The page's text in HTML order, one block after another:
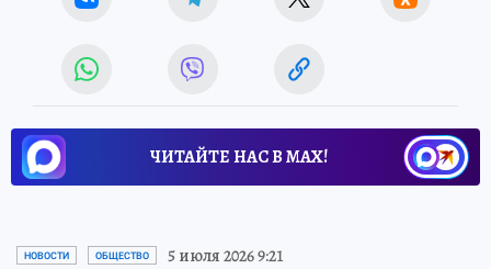
ЧИТАЙТЕ НАС В МАХ!
НОВОСТИ ОБЩЕСТВО 5 июля 2026 9:21